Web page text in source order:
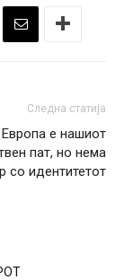
Следна статија
е нашиот
пат, но нема
со идентитетот